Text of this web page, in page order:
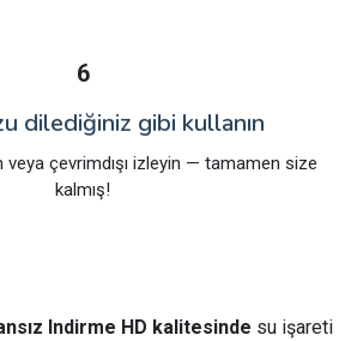
6
dilediğiniz gibi kullanın
veya çevrimdışı izleyin — tamamen size
kalmış!
Indirme HD kalitesinde su işareti